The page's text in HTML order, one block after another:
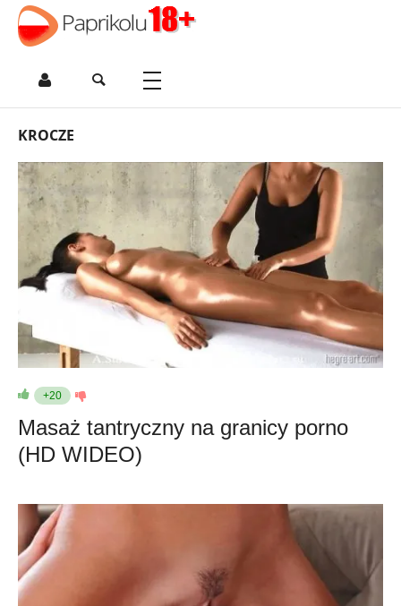
KROCZE
+20
Masaż tantryczny na granicy porno
(HD WIDEO)